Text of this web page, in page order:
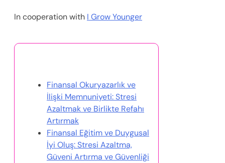
In cooperation with I Grow Younger
Finansal Okuryazarlık ve
İlişki Memnuniyeti: Stresi
Azaltmak ve Birlikte Refahı
Artırmak
Finansal Eğitim ve Duygusal
İyi Oluş: Stresi Azaltma,
Güveni Artırma ve Güvenliği